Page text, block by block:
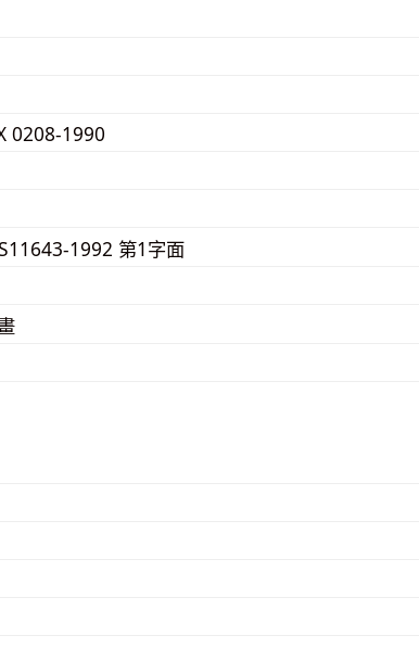
0208-1990
1992 第1字面